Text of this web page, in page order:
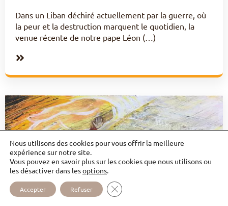
Dans un Liban déchiré actuellement par la guerre, où
la peur et la destruction marquent le quotidien, la
venue récente de notre pape Léon (…)
Nous utilisons des cookies pour vous offrir la meilleure
expérience sur notre site.
Vous pouvez en savoir plus sur les cookies que nous utilisons ou
les désactiver dans lesoptions.
Accepter Refuser FERMER LA BANNIÈRE DES